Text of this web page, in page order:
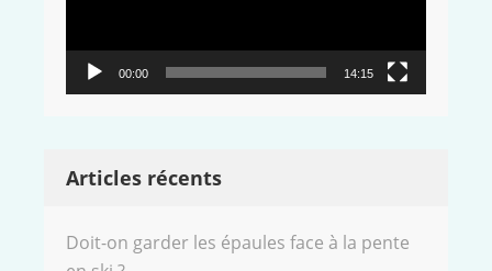
00:00 14:15
Articles récents
Doit-on garder les épaules face à la pente